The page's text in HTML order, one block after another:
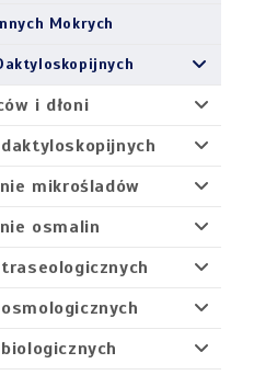
i dłoni
Mokrych
mikrośladów
osmalin